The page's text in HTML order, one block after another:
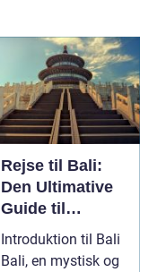
Rejse til Bali:
Den Ultimative
Guide til
Eventyrlystne
Rejsende
Introduktion til Bali
Bali, en mystisk og